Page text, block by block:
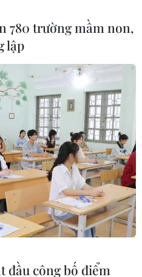
giao làm chủ đầu tư, bao
lượng Việt Nam-
780 trường mầm non,
lập
đầu công bố điểm